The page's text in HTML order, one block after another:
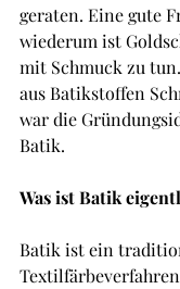
geraten. Eine gute
wiederum ist
mit Schmuck zu
aus Batikstoffen
war die
Batik.
Was ist Batik
Batik ist ein